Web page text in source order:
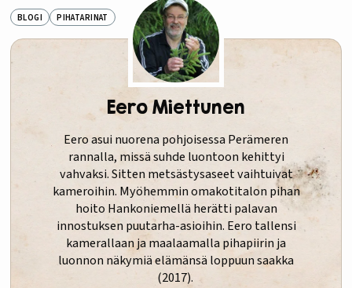
BLOGI PIHATARINAT
Eero Miettunen
Eero asui nuorena pohjoisessa Perämeren
rannalla, missä suhde luontoon kehittyi
vahvaksi. Sitten metsästysaseet vaihtuivat
kameroihin. Myöhemmin omakotitalon pihan
hoito Hankoniemellä herätti palavan
innostuksen puutarha-asioihin. Eero tallensi
kamerallaan ja maalaamalla pihapiirin ja
luonnon näkymiä elämänsä loppuun saakka
(2017).